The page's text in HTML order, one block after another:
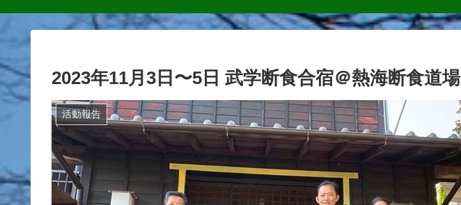
2023年11月3日〜5日 武学断食合宿＠熱海断食道場
活動報告